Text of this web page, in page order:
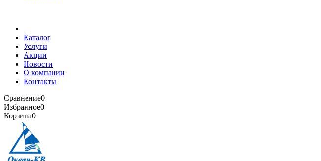
Каталог
Услуги
Акции
Новости
О компании
Контакты
Сравнение0
Избранное0
Корзина0